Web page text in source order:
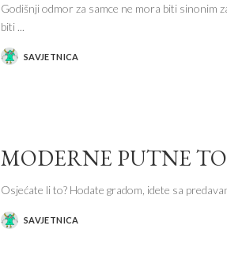
Godišnji odmor za samce ne mora biti sinonim
biti ...
POSTED
BY
SAVJETNICA
MODERNE PUTNE
Osjećate li to? Hodate gradom, idete sa
POSTED
BY
SAVJETNICA